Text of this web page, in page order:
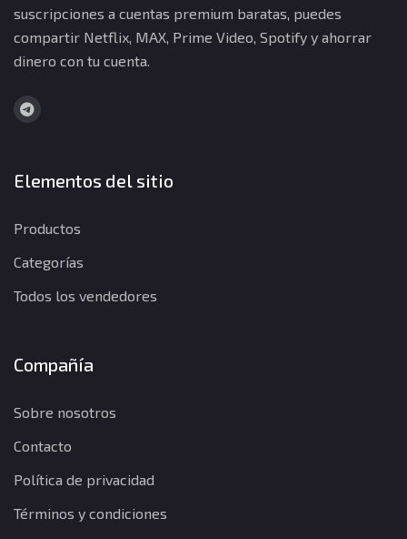
suscripciones a cuentas premium baratas, puedes
compartir Netflix, MAX, Prime Video, Spotify y ahorrar
dinero con tu cuenta.
Elementos del sitio
Productos
Categorías
Todos los vendedores
Compañía
Sobre nosotros
Contacto
Política de privacidad
Términos y condiciones